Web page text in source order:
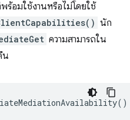
ร้อมใช้งานหรือไม่โดยใช้
นัก
ความสามารถใน
น
()